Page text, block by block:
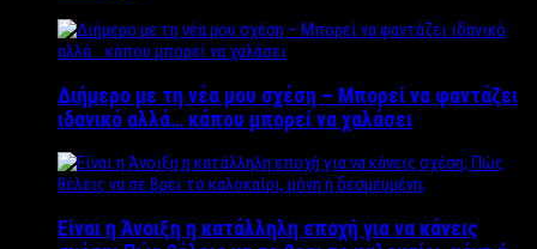
Διήμερο με τη νέα μου σχέση – Μπορεί να φαντάζει
ιδανικό αλλά… κάπου μπορεί να χαλάσει
Είναι η Άνοιξη η κατάλληλη εποχή για να κάνεις